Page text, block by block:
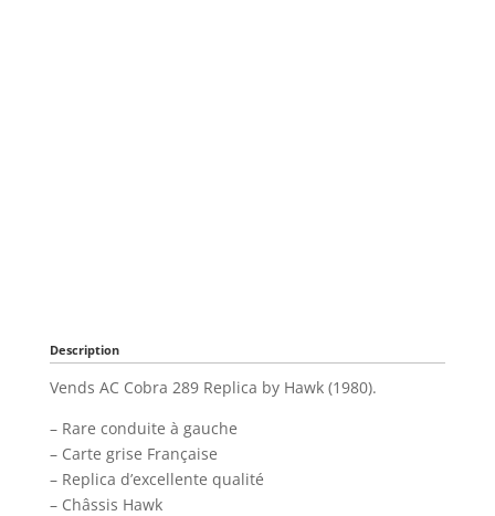
Description
Vends AC Cobra 289 Replica by Hawk (1980).
– Rare conduite à gauche
– Carte grise Française
– Replica d’excellente qualité
– Châssis Hawk